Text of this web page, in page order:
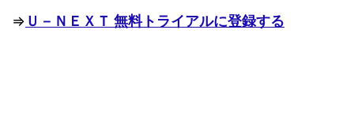
⇒ Ｕ－ＮＥＸＴ 無料トライアルに登録する